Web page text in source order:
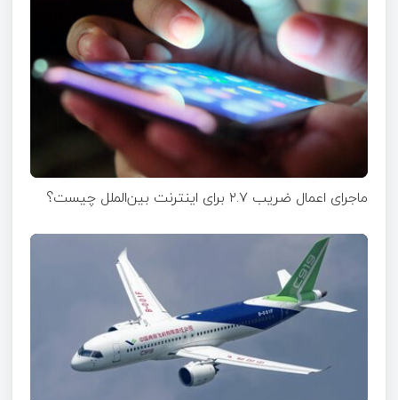
ماجرای اعمال ضریب ۲.۷ برای اینترنت بین‌الملل چیست؟